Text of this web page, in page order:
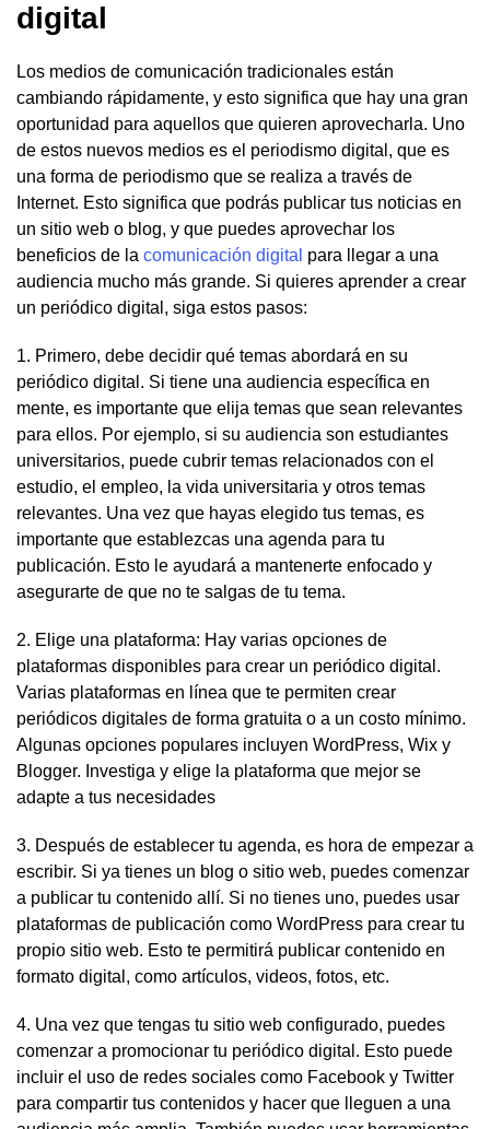
digital
Los medios de comunicación tradicionales están
cambiando rápidamente, y esto significa que hay una gran
oportunidad para aquellos que quieren aprovecharla. Uno
de estos nuevos medios es el periodismo digital, que es
una forma de periodismo que se realiza a través de
Internet. Esto significa que podrás publicar tus noticias en
un sitio web o blog, y que puedes aprovechar los
beneficios de la comunicación digital para llegar a una
audiencia mucho más grande. Si quieres aprender a crear
un periódico digital, siga estos pasos:
1. Primero, debe decidir qué temas abordará en su
periódico digital. Si tiene una audiencia específica en
mente, es importante que elija temas que sean relevantes
para ellos. Por ejemplo, si su audiencia son estudiantes
universitarios, puede cubrir temas relacionados con el
estudio, el empleo, la vida universitaria y otros temas
relevantes. Una vez que hayas elegido tus temas, es
importante que establezcas una agenda para tu
publicación. Esto le ayudará a mantenerte enfocado y
asegurarte de que no te salgas de tu tema.
2. Elige una plataforma: Hay varias opciones de
plataformas disponibles para crear un periódico digital.
Varias plataformas en línea que te permiten crear
periódicos digitales de forma gratuita o a un costo mínimo.
Algunas opciones populares incluyen WordPress, Wix y
Blogger. Investiga y elige la plataforma que mejor se
adapte a tus necesidades
3. Después de establecer tu agenda, es hora de empezar a
escribir. Si ya tienes un blog o sitio web, puedes comenzar
a publicar tu contenido allí. Si no tienes uno, puedes usar
plataformas de publicación como WordPress para crear tu
propio sitio web. Esto te permitirá publicar contenido en
formato digital, como artículos, videos, fotos, etc.
4. Una vez que tengas tu sitio web configurado, puedes
comenzar a promocionar tu periódico digital. Esto puede
incluir el uso de redes sociales como Facebook y Twitter
para compartir tus contenidos y hacer que lleguen a una